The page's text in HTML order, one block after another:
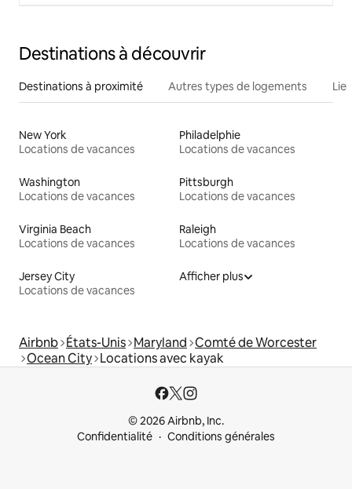
Destinations à découvrir
Destinations à proximité Autres types de logements
New York
Locations de vacances
Philadelphie
Locations de vacances
Washington
Locations de vacances
Pittsburgh
Locations de vacances
Virginia Beach
Locations de vacances
Raleigh
Locations de vacances
Jersey City
Locations de vacances
Afficher plus
Airbnb États-Unis Maryland Comté de Worcester
Ocean City Locations avec kayak
© 2026 Airbnb, Inc.
Confidentialité
Conditions générales